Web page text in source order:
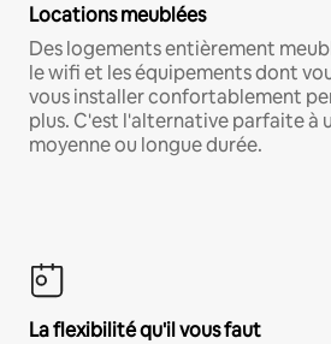
Locations meublées
Des logements entièrement
le wifi et les équipements dont
vous installer confortablement
plus. C'est l'alternative parfaite à
moyenne ou longue durée.
La flexibilité qu'il vous faut